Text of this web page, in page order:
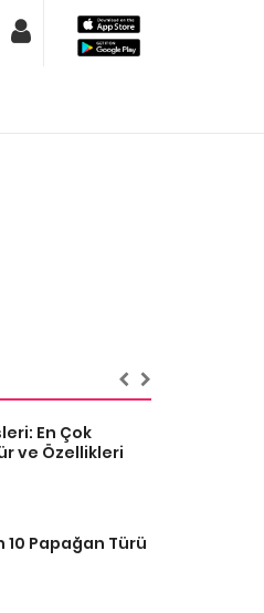
En Çok
ve Özellikleri
10 Papağan Türü